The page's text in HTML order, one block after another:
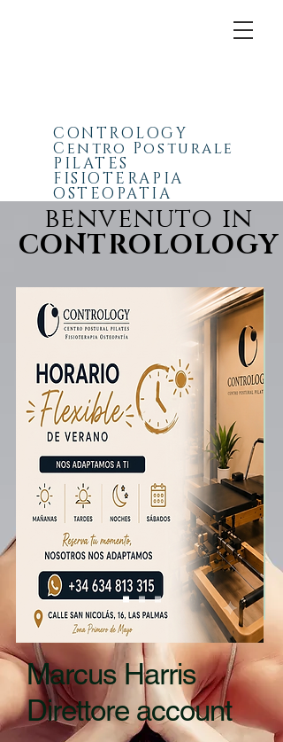
CONTROLOGY
Centro Posturale
PILATES
FISIOTERAPIA
OSTEOPATIA
benvenuto in
CONTROLOLOGY
Marcus Harris
Direttore account